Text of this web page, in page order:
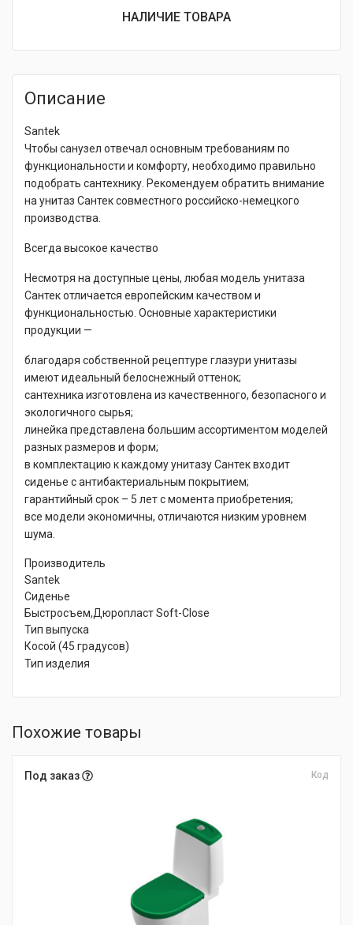
НАЛИЧИЕ ТОВАРА
Описание
Santek
Чтобы санузел отвечал основным требованиям по
функциональности и комфорту, необходимо правильно
подобрать сантехнику. Рекомендуем обратить внимание
на унитаз Сантек совместного российско-немецкого
производства.
Всегда высокое качество
Несмотря на доступные цены, любая модель унитаза
Сантек отличается европейским качеством и
функциональностью. Основные характеристики
продукции —
благодаря собственной рецептуре глазури унитазы
имеют идеальный белоснежный оттенок;
сантехника изготовлена из качественного, безопасного и
экологичного сырья;
линейка представлена большим ассортиментом моделей
разных размеров и форм;
в комплектацию к каждому унитазу Сантек входит
сиденье с антибактериальным покрытием;
гарантийный срок – 5 лет с момента приобретения;
все модели экономичны, отличаются низким уровнем
шума.
Производитель
Santek
Сиденье
Быстросъем,Дюропласт Soft-Close
Тип выпуска
Косой (45 градусов)
Тип изделия
Похожие товары
Под заказ Код